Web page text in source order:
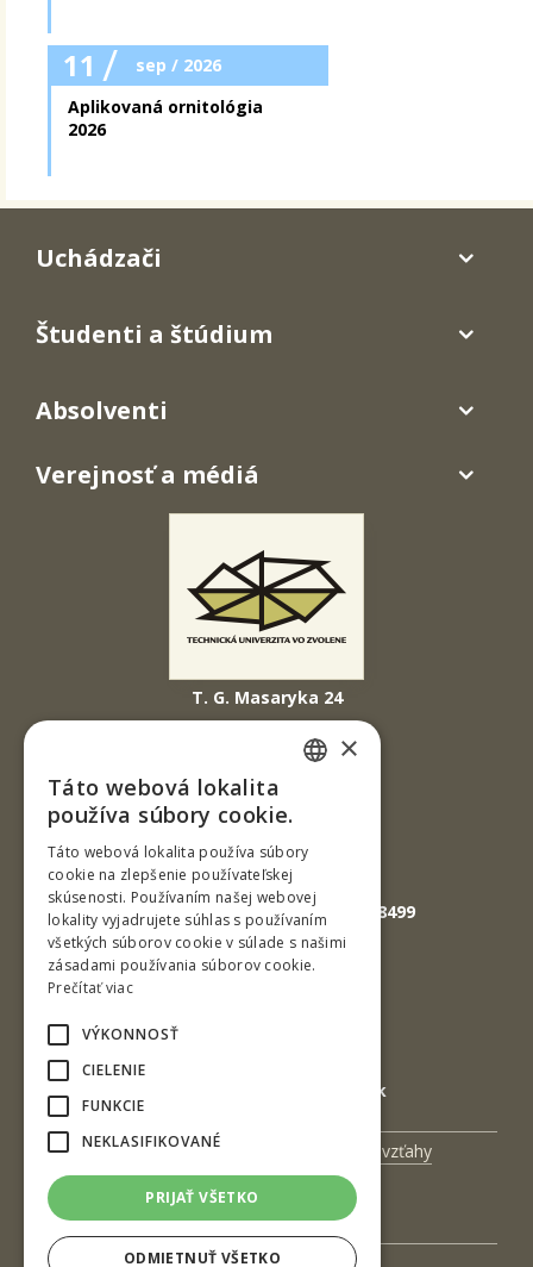
11 /
sep / 2026
Aplikovaná ornitológia
2026
T. G. Masaryka 24
960 01 Zvolen
Slovenská republika
Tel.: +421-45-520 61 11
Fax: +421-45-533 00 27
E-mail: info@tuzvo.sk
GPS súradnice: 48.572024,19.118499
E-mail: podatelna@tuzvo.sk
Uchádzači
Študenti a štúdium
Absolventi
Verejnosť a médiá
Univerzitný magazín
Medzinárodné vzťahy
Veda a výskum
Zamestnanci
Kontakt
×
Táto webová lokalita
používa súbory cookie.
Táto webová lokalita používa súbory
cookie na zlepšenie používateľskej
skúsenosti. Používaním našej webovej
lokality vyjadrujete súhlas s používaním
všetkých súborov cookie v súlade s našimi
zásadami používania súborov cookie.
Prečítať viac
VÝKONNOSŤ
CIELENIE
FUNKCIE
NEKLASIFIKOVANÉ
PRIJAŤ VŠETKO
ODMIETNUŤ VŠETKO